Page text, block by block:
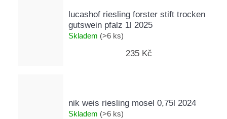
lucashof riesling forster stift trocken
gutswein pfalz 1l 2025
Skladem (>6 ks)
235 Kč
nik weis riesling mosel 0,75l 2024
Skladem (>6 ks)